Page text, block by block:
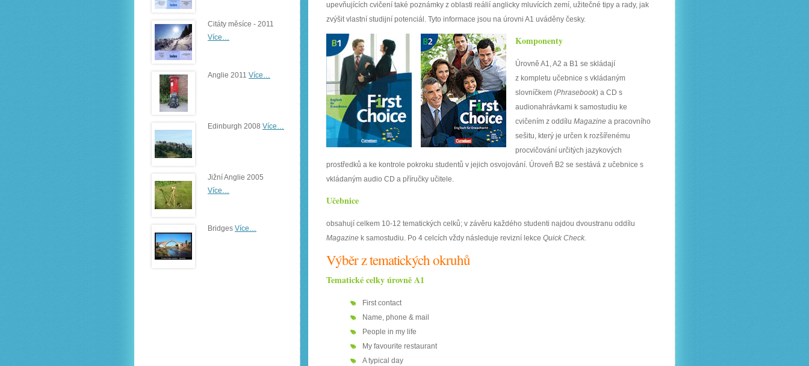
upevňujících cvičení také poznámky z oblasti reálií anglicky mluvících zemí, užitečné tipy a rady, jak
zvýšit vlastní studijní potenciál. Tyto informace jsou na úrovni A1 uváděny česky.
Komponenty
Úrovně A1, A2 a B1 se skládají
z kompletu učebnice s vkládaným
slovníčkem (Phrasebook) a CD s
audionahrávkami k samostudiu ke
cvičením z oddílu Magazine a pracovního
sešitu, který je určen k rozšířenému
procvičování určitých jazykových
prostředků a ke kontrole pokroku studentů v jejich osvojování. Úroveň B2 se sestává z učebnice s
vkládaným audio CD a příručky učitele.
Učebnice
obsahují celkem 10-12 tematických celků; v závěru každého studenti najdou dvoustranu oddílu
Magazine k samostudiu. Po 4 celcích vždy následuje revizní lekce Quick Check.
Výběr z tematických okruhů
Tematické celky úrovně A1
First contact
Name, phone & mail
People in my life
My favourite restaurant
A typical day
Citáty měsíce - 2011
Více…
Anglie 2011 Více…
Edinburgh 2008 Více…
Jižní Anglie 2005
Více…
Bridges Více…